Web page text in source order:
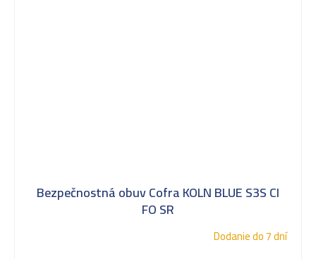
Bezpečnostná obuv Cofra KOLN BLUE S3S CI
FO SR
Dodanie do 7 dní